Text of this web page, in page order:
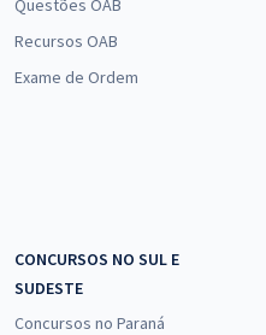
Temas Especiais: Aspectos
Recursos OAB
Exame de Ordem
CONCURSOS NO SUL E
SUDESTE
Concursos no Paraná